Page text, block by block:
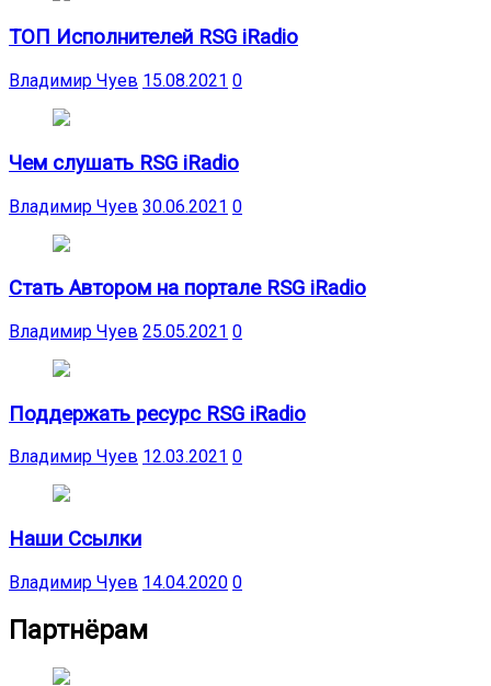
ТОП Исполнителей RSG iRadio
Владимир Чуев 15.08.2021 0
Чем слушать RSG iRadio
Владимир Чуев 30.06.2021 0
Стать Автором на портале RSG iRadio
Владимир Чуев 25.05.2021 0
Поддержать ресурс RSG iRadio
Владимир Чуев 12.03.2021 0
Наши Ссылки
Владимир Чуев 14.04.2020 0
Партнёрам